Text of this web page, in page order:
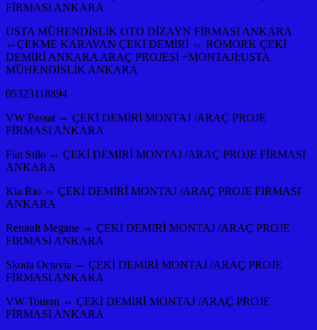
FİRMASI ANKARA
USTA MÜHENDİSLİK OTO DİZAYN FİRMASI ANKARA
⇔ÇEKME KARAVAN ÇEKİ DEMİRİ ⇔ RÖMORK ÇEKİ
DEMİRİ ANKARA ARAÇ PROJESİ +MONTAJI:USTA
MÜHENDİSLİK ANKARA
05323118894
VW Passat ⇔ ÇEKİ DEMİRİ MONTAJ /ARAÇ PROJE
FİRMASI ANKARA
Fiat Stilo ⇔ ÇEKİ DEMİRİ MONTAJ /ARAÇ PROJE FİRMASI
ANKARA
Kia Rio ⇔ ÇEKİ DEMİRİ MONTAJ /ARAÇ PROJE FİRMASI
ANKARA
Renault Megane ⇔ ÇEKİ DEMİRİ MONTAJ /ARAÇ PROJE
FİRMASI ANKARA
Skoda Octavia ⇔ ÇEKİ DEMİRİ MONTAJ /ARAÇ PROJE
FİRMASI ANKARA
VW Touran ⇔ ÇEKİ DEMİRİ MONTAJ /ARAÇ PROJE
FİRMASI ANKARA